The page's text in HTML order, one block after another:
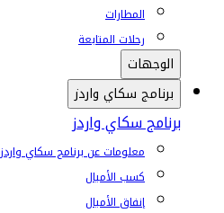
المطارات
رحلات المتابعة
الوجهات
برنامج سكاي واردز
برنامج سكاي واردز
معلومات عن برنامج سكاي واردز
كسب الأميال
إنفاق الأميال